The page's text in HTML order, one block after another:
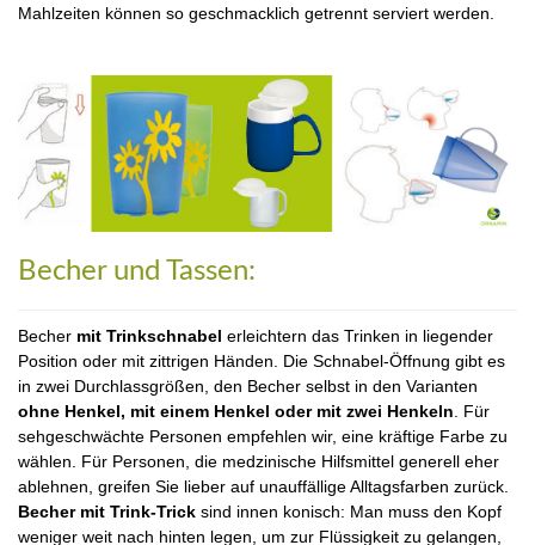
Mahlzeiten können so geschmacklich getrennt serviert werden.
Becher und Tassen:
Becher mit Trinkschnabel erleichtern das Trinken in liegender
Position oder mit zittrigen Händen. Die Schnabel-Öffnung gibt es
in zwei Durchlassgrößen, den Becher selbst in den Varianten
ohne Henkel, mit einem Henkel oder mit zwei Henkeln. Für
sehgeschwächte Personen empfehlen wir, eine kräftige Farbe zu
wählen. Für Personen, die medzinische Hilfsmittel generell eher
ablehnen, greifen Sie lieber auf unauffällige Alltagsfarben zurück.
Becher mit Trink-Trick sind innen konisch: Man muss den Kopf
weniger weit nach hinten legen, um zur Flüssigkeit zu gelangen,